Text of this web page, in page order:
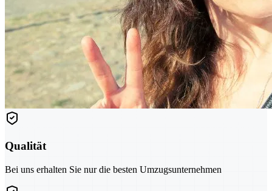
Qualität
Bei uns erhalten Sie nur die besten Umzugsunternehmen